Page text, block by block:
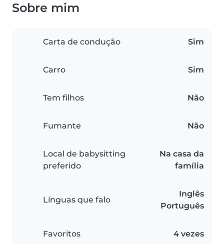
Sobre mim
Carta de condução Sim
Carro Sim
Tem filhos Não
Fumante Não
Local de babysitting
preferido
Na casa da
família
Línguas que falo
Inglês
Português
Favoritos 4 vezes